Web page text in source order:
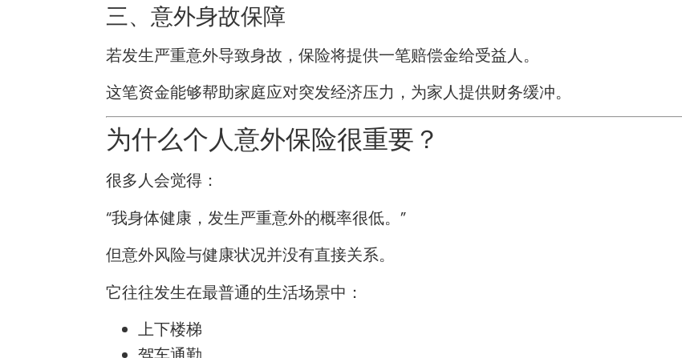
三、意外身故保障
若发生严重意外导致身故，保险将提供一笔赔偿金给受益人。
这笔资金能够帮助家庭应对突发经济压力，为家人提供财务缓冲。
为什么个人意外保险很重要？
很多人会觉得：
“我身体健康，发生严重意外的概率很低。”
但意外风险与健康状况并没有直接关系。
它往往发生在最普通的生活场景中：
上下楼梯